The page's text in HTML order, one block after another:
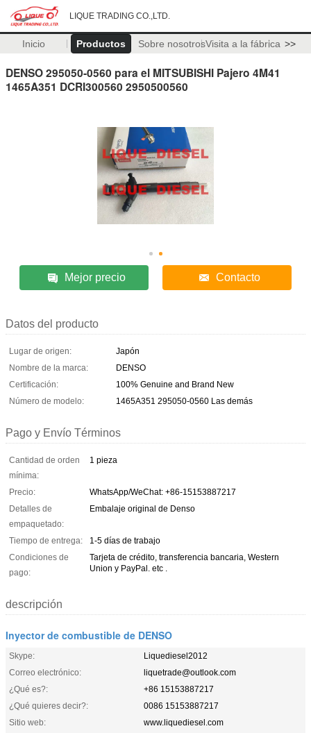
LIQUE TRADING CO.,LTD.
Inicio Productos Sobre nosotrosVisita a la fábrica >>
DENSO 295050-0560 para el MITSUBISHI Pajero 4M41
1465A351 DCRI300560 2950500560
Mejor precio Contacto
Datos del producto
Lugar de origen:
Japón
Nombre de la marca:
DENSO
Certificación:
100% Genuine and Brand New
Número de modelo:
1465A351 295050-0560 Las demás
Pago y Envío Términos
Cantidad de orden
mínima:
1 pieza
Precio:
WhatsApp/WeChat: +86-15153887217
Detalles de
empaquetado:
Embalaje original de Denso
Tiempo de entrega:
1-5 días de trabajo
Condiciones de
pago:
Tarjeta de crédito, transferencia bancaria, Western
Union y PayPal. etc .
descripción
Inyector de combustible de DENSO
Skype:
Liquediesel2012
Correo electrónico:
liquetrade@outlook.com
¿Qué es?:
+86 15153887217
¿Qué quieres decir?:
0086 15153887217
Sitio web:
www.liquediesel.com